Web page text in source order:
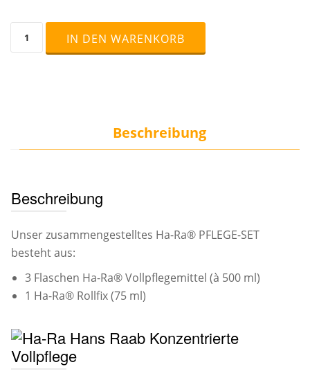
PFLEGE-
SET,
Menge
IN DEN WARENKORB
Beschreibung
Beschreibung
Unser zusammengestelltes Ha-Ra® PFLEGE-SET
besteht aus:
3 Flaschen Ha-Ra® Vollpflegemittel (à 500 ml)
1 Ha-Ra® Rollfix (75 ml)